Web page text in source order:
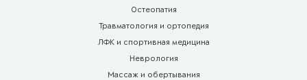
Остеопатия
Травматология и ортопедия
ЛФК и спортивная медицина
Неврология
Массаж и обертывания